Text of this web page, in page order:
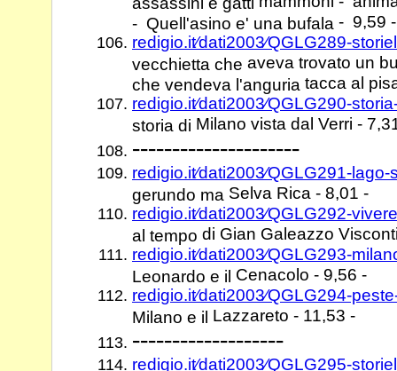
- Quell'asino e' una bufala - 9,59 -
redigio.it⁄dati2003⁄QGLG289-
vecchietta che aveva trovato un
che vendeva l'anguria tacca al
redigio.it⁄dati2003⁄QGLG290-
storia di Milano vista dal Verri -
---------------------
redigio.it⁄dati2003⁄QGLG291-
gerundo ma Selva Rica - 8,01 -
redigio.it⁄dati2003⁄QGLG292-
al tempo di Gian Galeazzo
redigio.it⁄dati2003⁄QGLG293-
Leonardo e il Cenacolo - 9,56 -
redigio.it⁄dati2003⁄QGLG294-
Milano e il Lazzareto - 11,53 -
-------------------
redigio.it⁄dati2003⁄QGLG295-